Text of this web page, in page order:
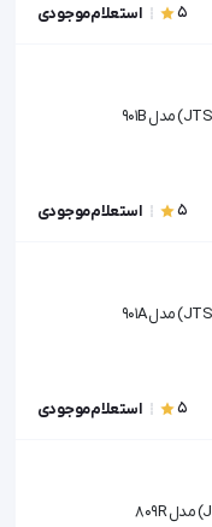
5 استعلام موجودی
5 استعلام موجودی
5 استعلام موجودی